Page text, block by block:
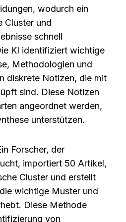
wodurch ein
Cluster und
schnell
KI identifiziert wichtige
Methodologien und
diskrete Notizen, die mit
sind. Diese Notizen
angeordnet werden,
unterstützen.
Forscher, der
importiert 50 Artikel,
Cluster und erstellt
wichtige Muster und
Diese Methode
von